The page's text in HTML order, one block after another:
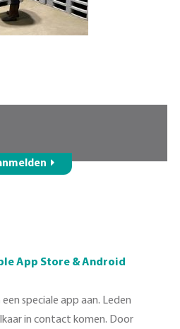
App Store & Android
speciale app aan. Leden
in contact komen. Door